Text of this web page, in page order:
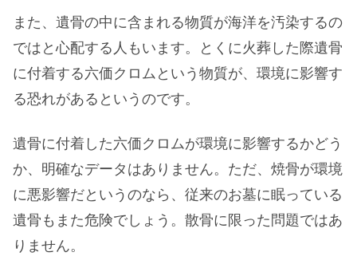
また、遺骨の中に含まれる物質が海洋を汚染するの
ではと心配する人もいます。とくに火葬した際遺骨
に付着する六価クロムという物質が、環境に影響す
る恐れがあるというのです。
遺骨に付着した六価クロムが環境に影響するかどう
か、明確なデータはありません。ただ、焼骨が環境
に悪影響だというのなら、従来のお墓に眠っている
遺骨もまた危険でしょう。散骨に限った問題ではあ
りません。